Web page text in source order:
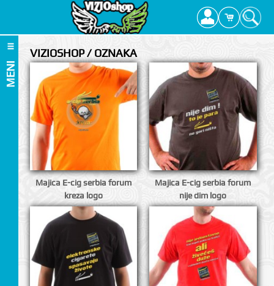
MENI
VIZIOSHOP / OZNAKA
Majica E-cig serbia forum
kreza logo
Majica E-cig serbia forum
nije dim logo